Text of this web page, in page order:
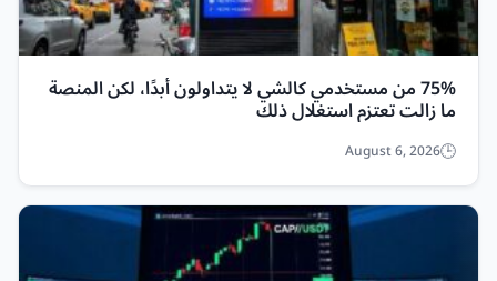
75% من مستخدمي كالشي لا يتداولون أبدًا، لكن المنصة
ما زالت تعتزم استغلال ذلك
August 6, 2026